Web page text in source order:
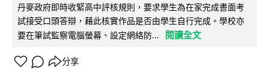
丹麥政府即時收緊高中評核規則，要求學生為在家完成書面考
試接受口頭答辯，藉此核實作品是否由學生自行完成。學校亦
要在筆試監察電腦螢幕、設定網絡防...
閱讀全文
分享